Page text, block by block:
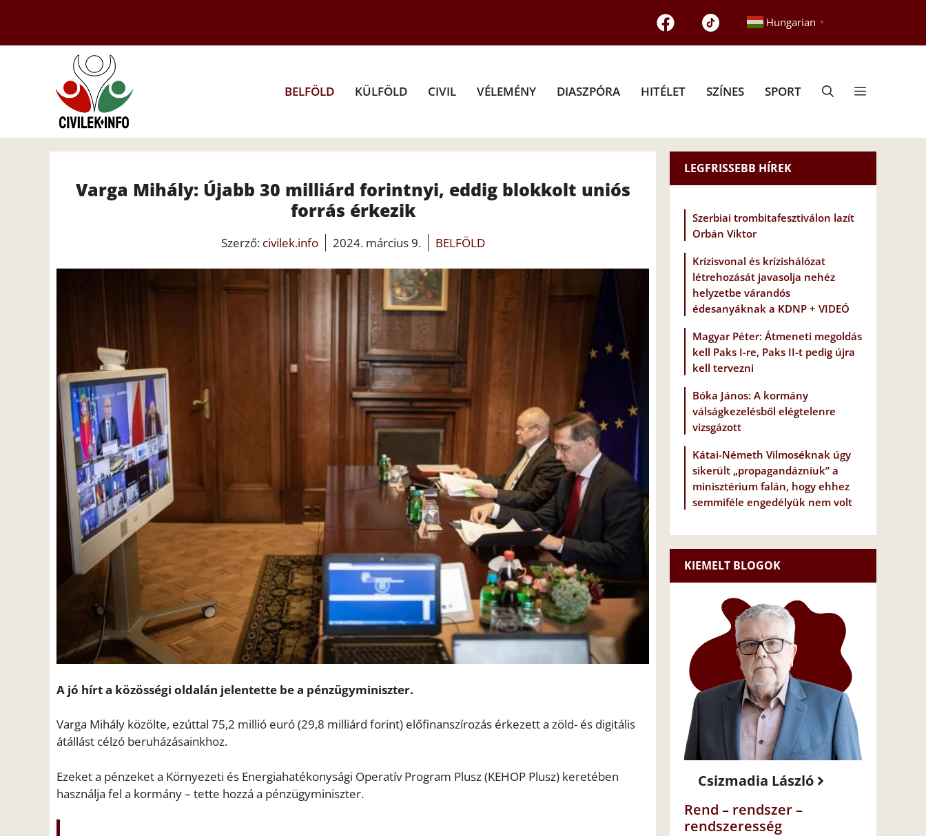
tartalomba
Hungarian ▼
BELFÖLD KÜLFÖLD CIVIL VÉLEMÉNY DIASZPÓRA HITÉLET SZÍNES SPORT
Varga Mihály: Újabb 30 milliárd forintnyi, eddig blokkolt uniós
forrás érkezik
Szerző: civilek.info 2024. március 9. BELFÖLD
A jó hírt a közösségi oldalán jelentette be a pénzügyminiszter.
Varga Mihály közölte, ezúttal 75,2 millió euró (29,8 milliárd forint) előfinanszírozás érkezett a zöld- és digitális
átállást célzó beruházásainkhoz.
Ezeket a pénzeket a Környezeti és Energiahatékonysági Operatív Program Plusz (KEHOP Plusz) keretében
használja fel a kormány – tette hozzá a pénzügyminiszter.
LEGFRISSEBB HÍREK
Szerbiai trombitafesztiválon lazít
Orbán Viktor
Krízisvonal és krízishálózat
létrehozását javasolja nehéz
helyzetbe várandós
édesanyáknak a KDNP + VIDEÓ
Magyar Péter: Átmeneti megoldás
kell Paks I-re, Paks II-t pedig újra
kell tervezni
Bóka János: A kormány
válságkezelésből elégtelenre
vizsgázott
Kátai-Németh Vilmoséknak úgy
sikerült „propagandázniuk” a
minisztérium falán, hogy ehhez
semmiféle engedélyük nem volt
KIEMELT BLOGOK
Csizmadia László
Rend – rendszer –
rendszeresség